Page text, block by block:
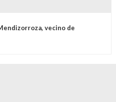
vecino de